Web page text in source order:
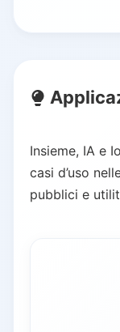
Insieme, IA e
casi d’uso
pubblici e